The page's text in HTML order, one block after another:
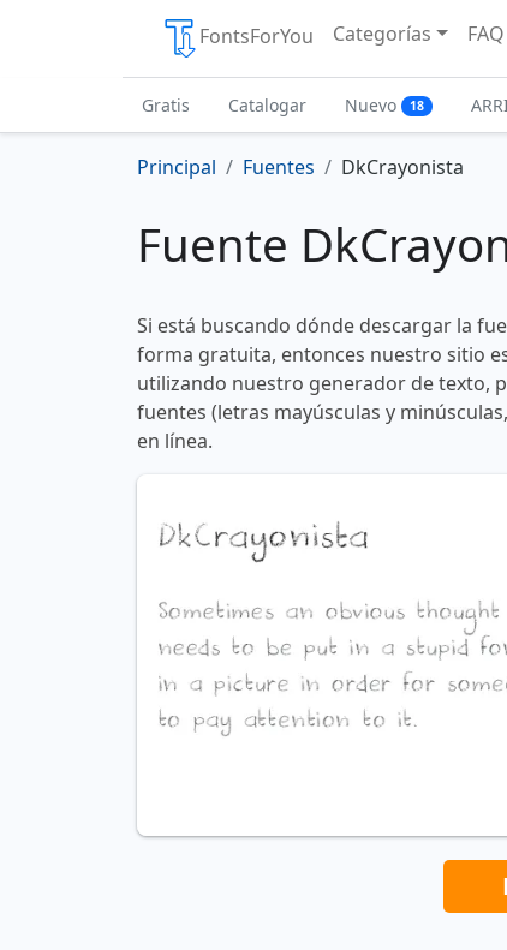
FontsForYou Categorías FAQ
Gratis Catalogar Nuevo 18
Principal Fuentes DkCrayonista
Fuente
Si está buscando dónde descargar la
forma gratuita, entonces nuestro sitio
utilizando nuestro generador de texto,
fuentes (letras mayúsculas y
en línea.